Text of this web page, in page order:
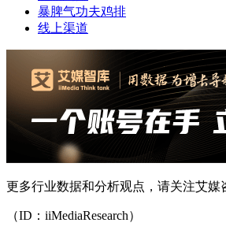
暴脾气功夫鸡排
线上渠道
更多行业数据和分析观点，请关注艾媒
（ID：iiMediaResearch）